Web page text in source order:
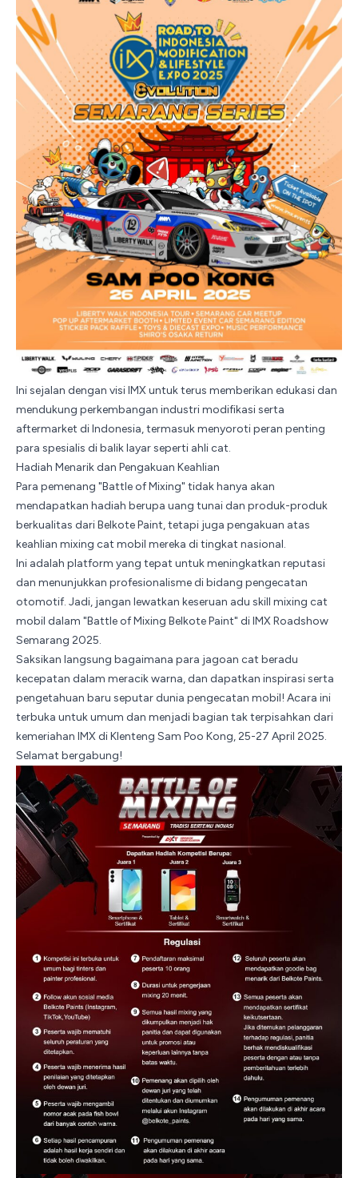
Ini sejalan dengan visi IMX untuk terus memberikan edukasi dan
mendukung perkembangan industri modifikasi serta
aftermarket diIndonesia, termasuk menyoroti peran penting
para spesialis di balik layar seperti ahli cat.
Hadiah Menarik dan Pengakuan Keahlian
Para pemenang "Battle of Mixing" tidak hanya akan
mendapatkan hadiah berupa uang tunai dan produk-produk
berkualitas dariBelkote Paint, tetapi juga pengakuan atas
keahlian mixing cat mobil mereka di tingkat nasional.
Ini adalah platform yang tepat untuk meningkatkan reputasi
dan menunjukkan profesionalisme di bidang pengecatan
otomotif. Jadi, jangan lewatkan keseruan adu skill mixing cat
mobil dalam "Battle of Mixing Belkote Paint" di IMX Roadshow
Semarang 2025.
Saksikan langsung bagaimana para jagoan cat beradu
kecepatan dalam meracik warna, dan dapatkan inspirasi serta
pengetahuan baru seputar dunia pengecatan mobil! Acara ini
terbuka untuk umum dan menjadi bagian tak terpisahkan dari
kemeriahan IMX diKlenteng Sam Poo Kong, 25-27 April 2025.
Selamat bergabung!